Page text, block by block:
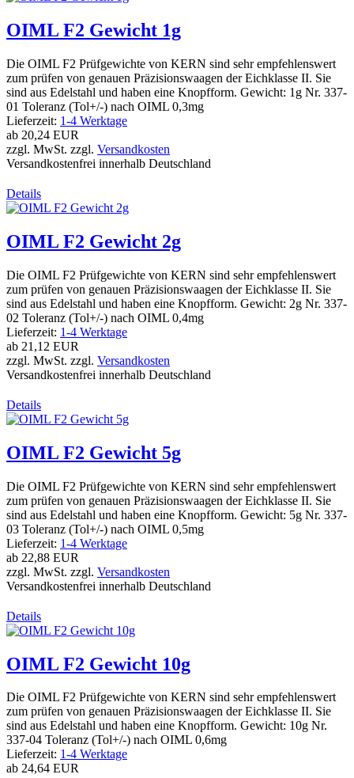
OIML F2 Gewicht 1g
Die OIML F2 Prüfgewichte von KERN sind sehr empfehlenswert
zum prüfen von genauen Präzisionswaagen der Eichklasse II. Sie
sind aus Edelstahl und haben eine Knopfform. Gewicht: 1g Nr. 337-
01 Toleranz (Tol+/-) nach OIML 0,3mg
Lieferzeit: 1-4 Werktage
ab 20,24 EUR
zzgl. MwSt. zzgl. Versandkosten
Versandkostenfrei innerhalb Deutschland
Details
OIML F2 Gewicht 2g
Die OIML F2 Prüfgewichte von KERN sind sehr empfehlenswert
zum prüfen von genauen Präzisionswaagen der Eichklasse II. Sie
sind aus Edelstahl und haben eine Knopfform. Gewicht: 2g Nr. 337-
02 Toleranz (Tol+/-) nach OIML 0,4mg
Lieferzeit: 1-4 Werktage
ab 21,12 EUR
zzgl. MwSt. zzgl. Versandkosten
Versandkostenfrei innerhalb Deutschland
Details
OIML F2 Gewicht 5g
Die OIML F2 Prüfgewichte von KERN sind sehr empfehlenswert
zum prüfen von genauen Präzisionswaagen der Eichklasse II. Sie
sind aus Edelstahl und haben eine Knopfform. Gewicht: 5g Nr. 337-
03 Toleranz (Tol+/-) nach OIML 0,5mg
Lieferzeit: 1-4 Werktage
ab 22,88 EUR
zzgl. MwSt. zzgl. Versandkosten
Versandkostenfrei innerhalb Deutschland
Details
OIML F2 Gewicht 10g
Die OIML F2 Prüfgewichte von KERN sind sehr empfehlenswert
zum prüfen von genauen Präzisionswaagen der Eichklasse II. Sie
sind aus Edelstahl und haben eine Knopfform. Gewicht: 10g Nr.
337-04 Toleranz (Tol+/-) nach OIML 0,6mg
Lieferzeit: 1-4 Werktage
ab 24,64 EUR